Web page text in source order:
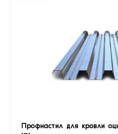
Профнастил для кровли